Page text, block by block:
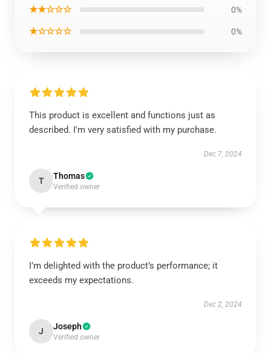
★★☆☆☆ 0%
★☆☆☆☆ 0%
This product is excellent and functions just as
described. I'm very satisfied with my purchase.
Dec 7, 2024
T Thomas
Verified owner
I’m delighted with the product’s performance; it
exceeds my expectations.
Dec 2, 2024
J Joseph
Verified owner